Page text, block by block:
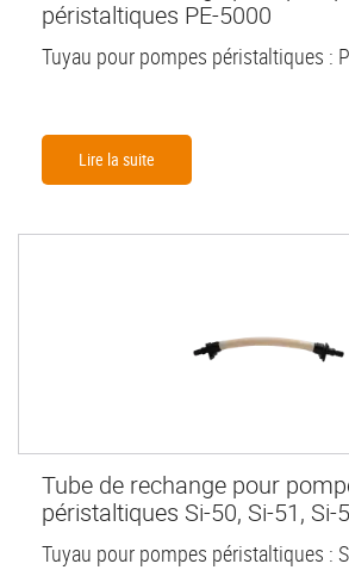
péristaltiques PE-5000
Tuyau pour pompes péristaltiques :
Lire la suite
Tube de rechange pour
péristaltiques Si-50, Si-51, Si-
Tuyau pour pompes péristaltiques :